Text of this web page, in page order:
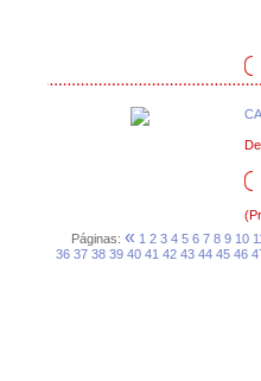
Páginas: « 1 2 3 4 5 6 7 8 9 10
36 37 38 39 40 41 42 43 44 45 46